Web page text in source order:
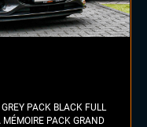
PACK BLACK FULL
PACK GRAND